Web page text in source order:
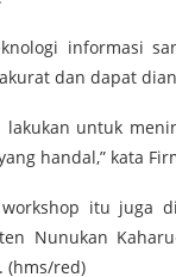
informasi
dan dapat
untuk
handal,” kata
itu juga
Nunukan
(hms/red)